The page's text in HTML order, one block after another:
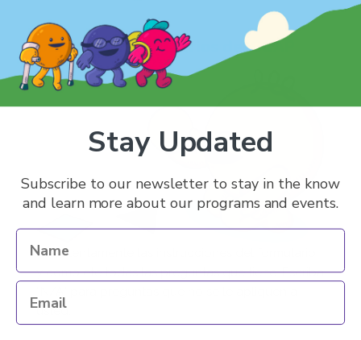
Descargar formularios del CCAP
Lea atentamente las instrucciones del formulario
y complete todas las preguntas que tiene. Escriba
usted.
Stay Updated
Subscribe to our newsletter to stay in the know
and learn more about our programs and events.